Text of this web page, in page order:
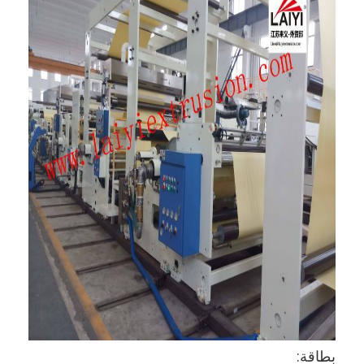
الصفحة الرئيسية
منتجات
معلومات عنا
جولة في المعمل
مراقبة الجودة
اتصل بنا
بطاقة: